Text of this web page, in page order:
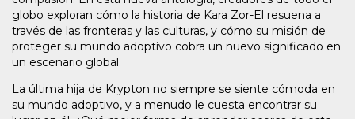
globo exploran cómo la historia de Kara Zor-El resuena a
través de las fronteras y las culturas, y cómo su misión de
proteger su mundo adoptivo cobra un nuevo significado en
un escenario global.
La última hija de Krypton no siempre se siente cómoda en
su mundo adoptivo, y a menudo le cuesta encontrar su